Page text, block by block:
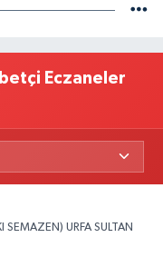
Eczaneler
URFA SULTAN